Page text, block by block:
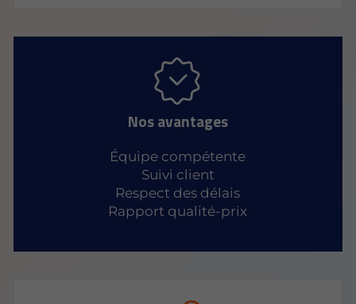
Nos avantages
Équipe compétente
Suivi client
Respect des délais
Rapport qualité-prix